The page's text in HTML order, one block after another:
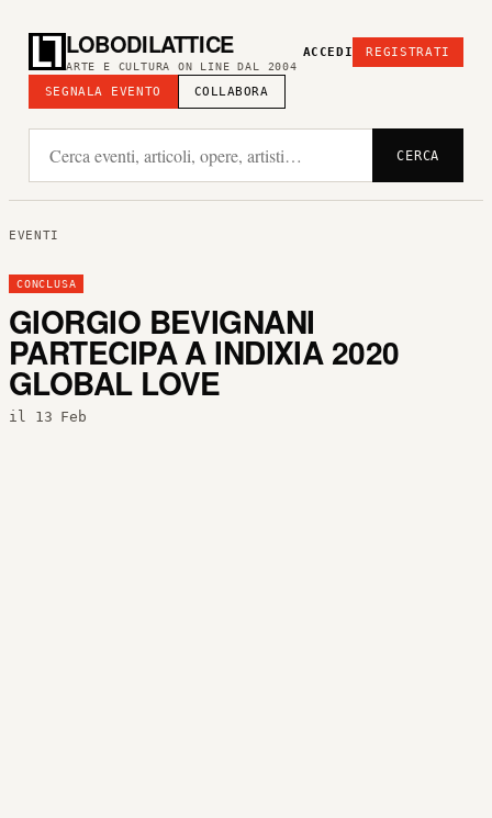
LOBODILATTICE
ARTE E CULTURA ON LINE DAL 2004
SEGNALA EVENTO COLLABORA
ACCEDI REGISTRATI
CERCA
EVENTI
CONCLUSA
GIORGIO BEVIGNANI
PARTECIPA A INDIXIA 2020
GLOBAL LOVE
il 13 Feb